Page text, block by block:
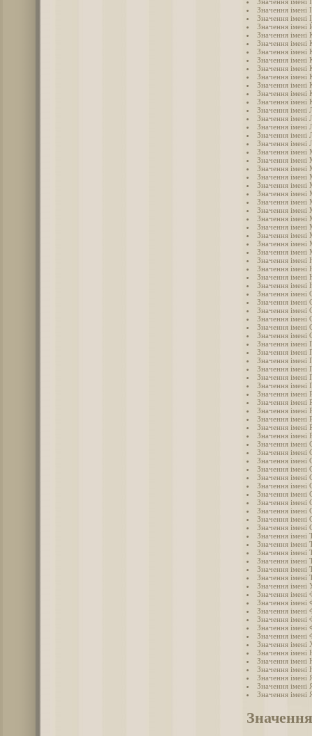
Значення імені
Значення імені
Значення імені
Значення імені
Значення імені
Значення імені
Значення імені
Значення імені
Значення імені
Значення імені
Значення імені
Значення імені
Значення імені
Значення імені
Значення імені
Значення імені
Значення імені
Значення імені
Значення імені
Значення імені
Значення імені
Значення імені
Значення імені
Значення імені
Значення імені
Значення
Значення
Значення імені
Значення імені
Значення імені
Значення імені
Значення імені
Значення імені
Значення імені
Значення імені
Значення імені
Значення імені
Значення імені
Значення імені
Значення імені
Значення імені
Значення імені
Значення імені
Значення імені
Значення імені
Значення імені
Значення імені
Значення імені
Значення імені
Значення імені
Значення імені
Значення імені
Значення імені
Значення імені
Значення імені
Значення імені
Значення імені
Значення імені
Значення імені
Значення імені
Значення імені
Значення імені
Значення імені
Значення імені
Значення імені
Значення імені
Значення імені
Значення імені
Значення імені
Значення імені
Значення імені
Значення імені
Значення імені
Значення імені
Значення імені
Значення імені
Значення імені
Значення імені
Значення імені
Значення імені
Значення
Значення імені
Значення імені
Значення імені